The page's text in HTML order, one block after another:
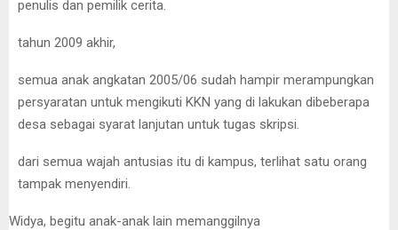
penulis dan pemilik cerita.
tahun 2009 akhir,
semua anak angkatan 2005/06 sudah hampir merampungkan
persyaratan untuk mengikuti KKN yang di lakukan dibeberapa
desa sebagai syarat lanjutan untuk tugas skripsi.
dari semua wajah antusias itu di kampus, terlihat satu orang
tampak menyendiri.
Widya, begitu anak-anak lain memanggilnya